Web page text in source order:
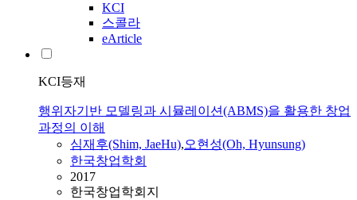
KCI
스콜라
eArticle
KCI등재
행위자기반 모델링과 시뮬레이션(ABMS)을 활용한 창업
과정의 이해
심재후(Shim, JaeHu),오현성(Oh, Hyunsung)
한국창업학회
2017
한국창업학회지